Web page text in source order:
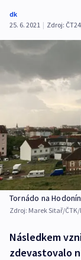
dk
25. 6. 2021 | Zdroj: ČT24
Tornádo na
Zdroj: Marek Sitař/ČTK/
Následkem
zdevastovalo